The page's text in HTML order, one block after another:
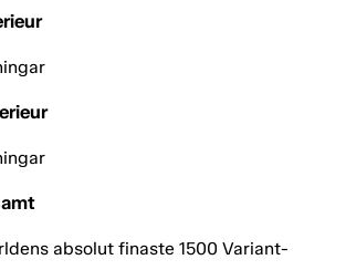
absolut finaste 1500 Variant-